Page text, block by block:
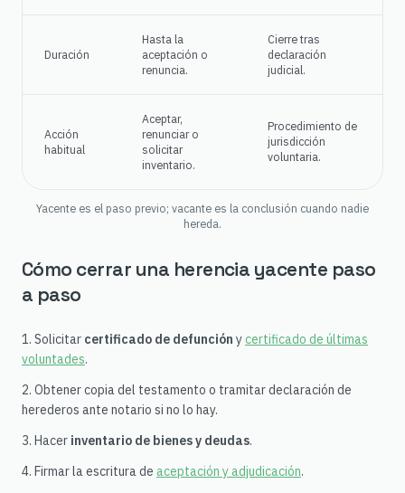
Duración
Hasta la
aceptación o
renuncia.
Cierre tras
declaración
judicial.
Acción
habitual
Aceptar,
renunciar o
solicitar
inventario.
Procedimiento de
jurisdicción
voluntaria.
Yacente es el paso previo; vacante es la conclusión cuando nadie
hereda.
Cómo cerrar una herencia yacente paso
a paso
Solicitar certificado de defunción y certificado de últimas
voluntades.
Obtener copia del testamento o tramitar declaración de
herederos ante notario si no lo hay.
Hacer inventario de bienes y deudas.
Firmar la escritura de aceptación y adjudicación.